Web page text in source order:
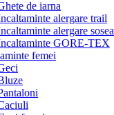
de iarna
alergare trail
alergare sosea
GORE-TEX
femei